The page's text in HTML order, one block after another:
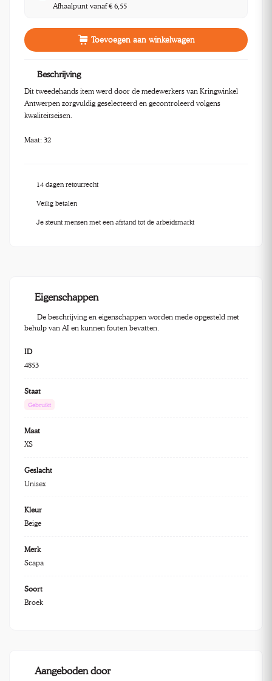
Afhaalpunt vanaf € 6,55
Toevoegen aan winkelwagen
Beschrijving
Dit tweedehands item werd door de medewerkers van Kringwinkel
Antwerpen zorgvuldig geselecteerd en gecontroleerd volgens
kwaliteitseisen.
Maat: 32
14 dagen retourrecht
Veilig betalen
Je steunt mensen met een afstand tot de arbeidsmarkt
Eigenschappen
De beschrijving en eigenschappen worden mede opgesteld met
behulp van AI en kunnen fouten bevatten.
ID
4853
Staat
Gebruikt
Maat
XS
Geslacht
Unisex
Kleur
Beige
Merk
Scapa
Soort
Broek
Aangeboden door